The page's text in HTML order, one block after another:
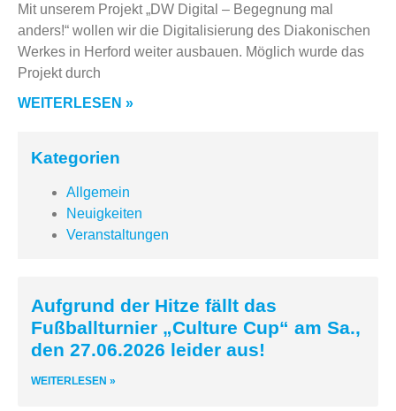
Mit unserem Projekt „DW Digital – Begegnung mal
anders!“ wollen wir die Digitalisierung des Diakonischen
Werkes in Herford weiter ausbauen. Möglich wurde das
Projekt durch
WEITERLESEN »
Kategorien
Allgemein
Neuigkeiten
Veranstaltungen
Aufgrund der Hitze fällt das
Fußballturnier „Culture Cup“ am Sa.,
den 27.06.2026 leider aus!
WEITERLESEN »